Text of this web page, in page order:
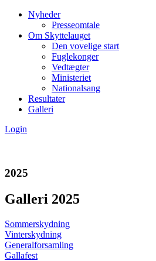
Nyheder
Presseomtale
Om Skyttelauget
Den vovelige start
Fuglekonger
Vedtægter
Ministeriet
Nationalsang
Resultater
Galleri
Login
2025
Galleri 2025
Sommerskydning
Vinterskydning
Generalforsamling
Gallafest